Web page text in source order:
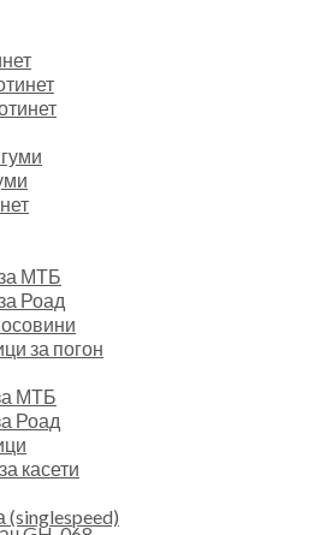
МТБ
Роад
за погон
МТБ
Роад
касети
(singlespeed)